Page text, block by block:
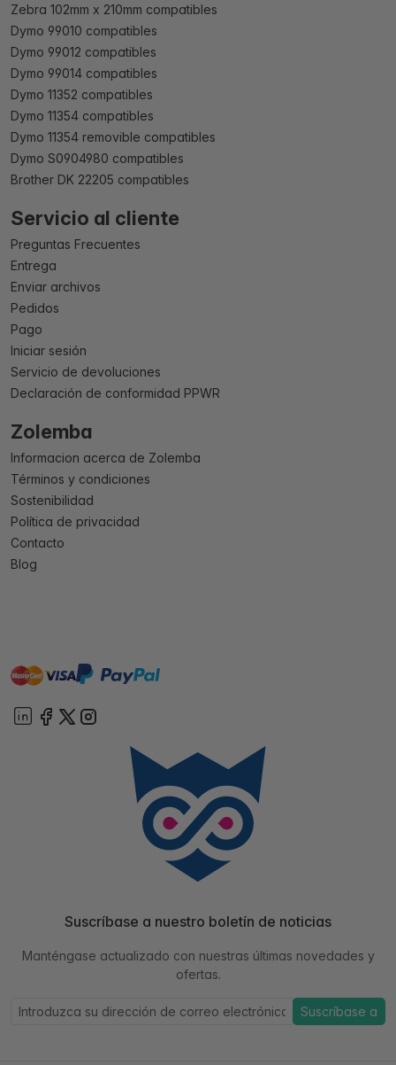
Zebra 102mm x 210mm compatibles
Dymo 99010 compatibles
Dymo 99012 compatibles
Dymo 99014 compatibles
Dymo 11352 compatibles
Dymo 11354 compatibles
Dymo 11354 removible compatibles
Dymo S0904980 compatibles
Brother DK 22205 compatibles
Servicio al cliente
Preguntas Frecuentes
Entrega
Enviar archivos
Pedidos
Pago
Iniciar sesión
Servicio de devoluciones
Declaración de conformidad PPWR
Zolemba
Informacion acerca de Zolemba
Términos y condiciones
Sostenibilidad
Política de privacidad
Contacto
Blog
mastervisa paypal
Suscríbase a nuestro boletín de noticias
Manténgase actualizado con nuestras últimas novedades y
ofertas.
Suscríbase a